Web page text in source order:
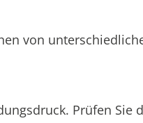
von
Prüfen Sie